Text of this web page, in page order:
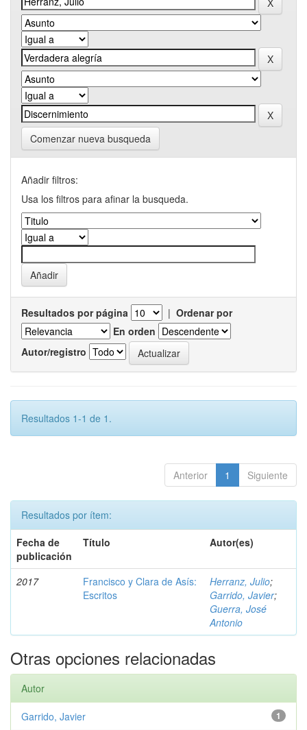
Comenzar nueva busqueda
Añadir filtros:
Usa los filtros para afinar la busqueda.
Resultados por página | Ordenar por
En orden
Autor/registro
Resultados 1-1 de 1.
Anterior 1 Siguiente
Resultados por ítem:
Fecha de
publicación
Título Autor(es)
2017
Francisco y Clara de Asís:
Escritos
Herranz, Julio;
Garrido, Javier;
Guerra, José
Antonio
Otras opciones relacionadas
Autor
1
Garrido, Javier